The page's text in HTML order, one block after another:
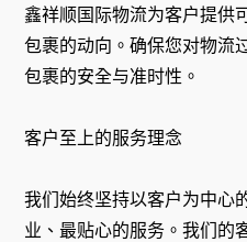
鑫祥顺国际物流为客户提供
包裹的动向。确保您对物流
包裹的安全与准时性。
客户至上的服务理念
我们始终坚持以客户为中心
业、最贴心的服务。我们的